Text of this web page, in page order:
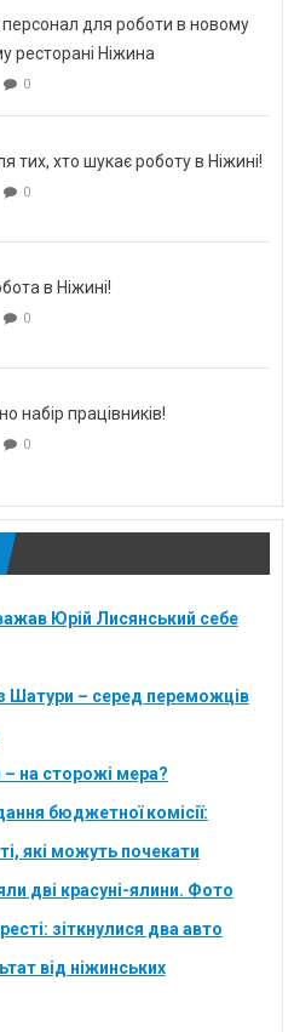
персонал для роботи в новому
ресторані Ніжина
0
тих, хто шукає роботу в Ніжині!
0
в Ніжині!
0
набір працівників!
0
Юрій Лисянський себе
Шатури – серед переможців
на сторожі мера?
бюджетної комісії:
які можуть почекати
дві красуні-ялини. Фото
зіткнулися два авто
від ніжинських